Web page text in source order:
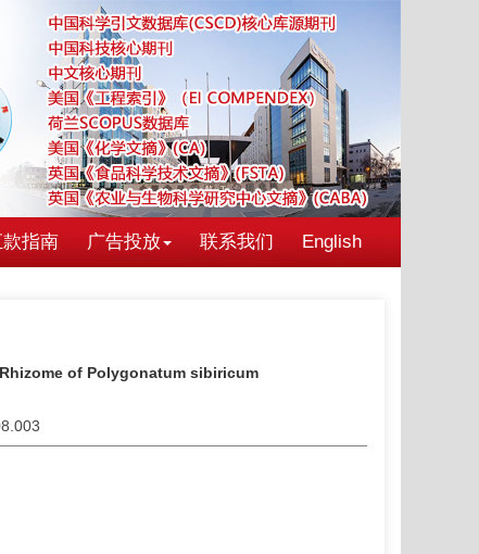
指南 广告投放 联系我们 English
of Polygonatum sibiricum